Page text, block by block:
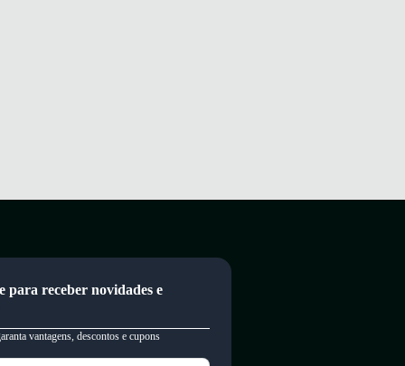
para receber novidades e
vantagens, descontos e cupons